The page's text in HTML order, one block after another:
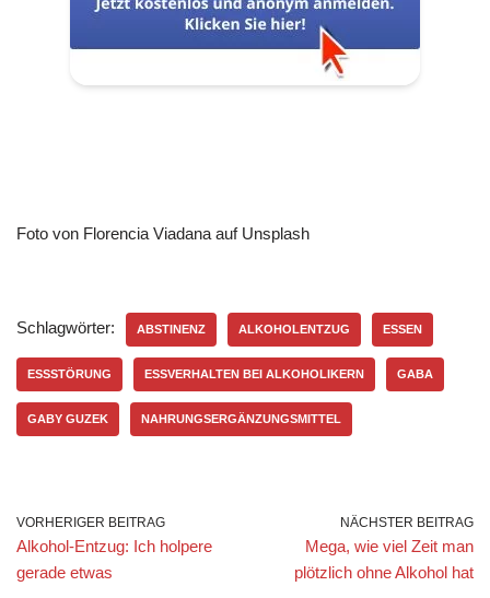
Foto von Florencia Viadana auf Unsplash
Schlagwörter: ABSTINENZ ALKOHOLENTZUG ESSEN
ESSSTÖRUNG ESSVERHALTEN BEI ALKOHOLIKERN GABA
GABY GUZEK NAHRUNGSERGÄNZUNGSMITTEL
VORHERIGER BEITRAG
Alkohol-Entzug: Ich holpere
gerade etwas
NÄCHSTER BEITRAG
Mega, wie viel Zeit man
plötzlich ohne Alkohol hat